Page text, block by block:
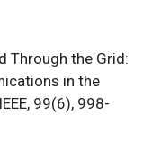
Through the Grid:
in the
99(6), 998-